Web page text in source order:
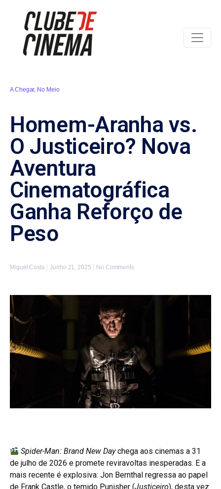
A Chegar, No Meio
Homem-Aranha vs.
O Justiceiro? Nova
Aventura
Cinematográfica
Ganha Reforço de
Peso
Miguel Costa Junho 21, 2025 No Comments
Spider-Man: Brand New Daychega aos cinemas a 31
de julho de 2026 e promete reviravoltas inesperadas. E a
mais recente é explosiva: Jon Bernthal regressa ao papel
de Frank Castle, o temido Punisher (Justiceiro), desta vez